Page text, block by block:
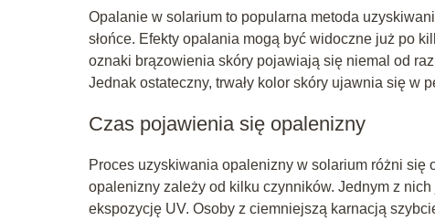
Opalanie w solarium to popularna metoda
słońce. Efekty opalania mogą być widoczne już po
oznaki brązowienia skóry pojawiają się niemal od
Jednak ostateczny, trwały kolor skóry ujawnia się w
Czas pojawienia się opalenizny
Proces uzyskiwania opalenizny w solarium różni się
opalenizny zależy od kilku czynników. Jednym z
ekspozycję UV. Osoby z ciemniejszą karnacją